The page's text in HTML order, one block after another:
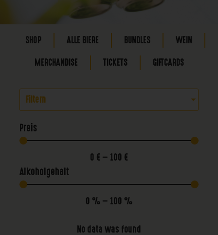
SHOP ALLE BIERE BUNDLES WEIN
MERCHANDISE TICKETS GIFTCARDS
Filtern
Preis
0 € — 100 €
Alkoholgehalt
0 % — 100 %
No data was found